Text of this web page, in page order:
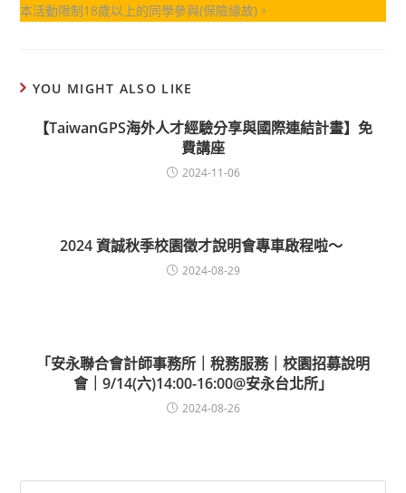
本活動限制18歲以上的同學參與(保險緣故)。
YOU MIGHT ALSO LIKE
【TaiwanGPS海外人才經驗分享與國際連結計畫】免
費講座
2024-11-06
2024 資誠秋季校園徵才說明會專車啟程啦～
2024-08-29
「安永聯合會計師事務所｜稅務服務｜校園招募說明
會｜9/14(六)14:00-16:00@安永台北所」
2024-08-26